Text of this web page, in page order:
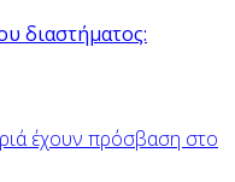
διαστήματος: